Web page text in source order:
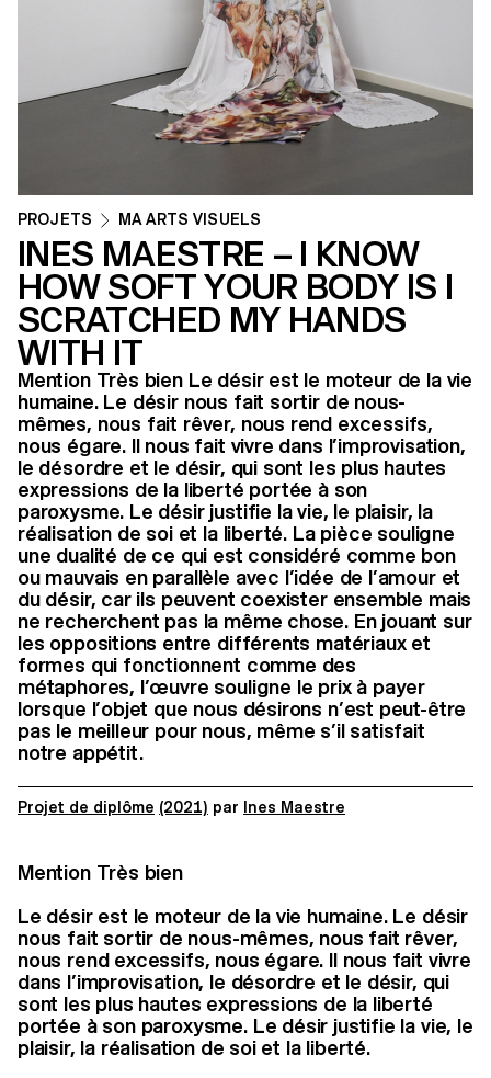
PROJETS MA ARTS VISUELS
INES MAESTRE – I KNOW
HOW SOFT YOUR BODY IS I
SCRATCHED MY HANDS
WITH IT
Mention Très bien Le désir est le moteur de la vie
humaine. Le désir nous fait sortir de nous-
mêmes, nous fait rêver, nous rend excessifs,
nous égare. Il nous fait vivre dans l’improvisation,
le désordre et le désir, qui sont les plus hautes
expressions de la liberté portée à son
paroxysme. Le désir justifie la vie, le plaisir, la
réalisation de soi et la liberté. La pièce souligne
une dualité de ce qui est considéré comme bon
ou mauvais en parallèle avec l’idée de l’amour et
du désir, car ils peuvent coexister ensemble mais
ne recherchent pas la même chose. En jouant sur
les oppositions entre différents matériaux et
formes qui fonctionnent comme des
métaphores, l’œuvre souligne le prix à payer
lorsque l’objet que nous désirons n’est peut-être
pas le meilleur pour nous, même s’il satisfait
notre appétit.
Projet de diplôme (2021) par Ines Maestre
Mention Très bien
Le désir est le moteur de la vie humaine. Le désir
nous fait sortir de nous-mêmes, nous fait rêver,
nous rend excessifs, nous égare. Il nous fait vivre
dans l’improvisation, le désordre et le désir, qui
sont les plus hautes expressions de la liberté
portée à son paroxysme. Le désir justifie la vie, le
plaisir, la réalisation de soi et la liberté.